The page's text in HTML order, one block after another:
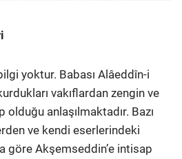
yoktur. Babası Alâeddîn-i
vakıflardan zengin ve
anlaşılmaktadır. Bazı
ve kendi eserlerindeki
göre Akşemseddin’e intisap